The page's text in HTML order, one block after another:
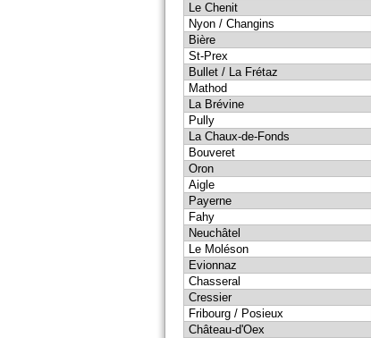
Le Chenit
Nyon / Changins
Bière
St-Prex
Bullet / La Frétaz
Mathod
La Brévine
Pully
La Chaux-de-Fonds
Bouveret
Oron
Aigle
Payerne
Fahy
Neuchâtel
Le Moléson
Evionnaz
Chasseral
Cressier
Fribourg / Posieux
Château-d'Oex